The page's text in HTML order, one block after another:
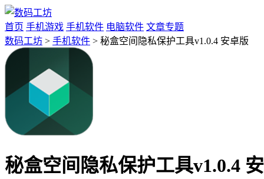
首页 手机游戏 手机软件 电脑软件 文章专题
数码工坊 > 手机软件 > 秘盒空间隐私保护工具v1.0.4 安卓版
秘盒空间隐私保护工具v1.0.4